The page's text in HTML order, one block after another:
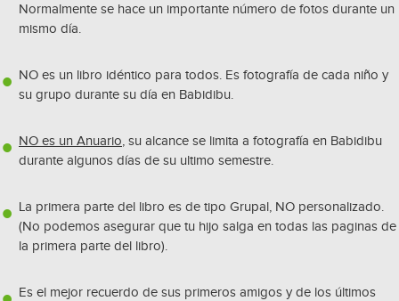
Normalmente se hace un importante número de fotos durante un
mismo día.
NO es un libro idéntico para todos. Es fotografía de cada niño y
su grupo durante su día en Babidibu.
NO es un Anuario, su alcance se limita a fotografía en Babidibu
durante algunos días de su ultimo semestre.
La primera parte del libro es de tipo Grupal, NO personalizado.
(No podemos asegurar que tu hijo salga en todas las paginas de
la primera parte del libro).
Es el mejor recuerdo de sus primeros amigos y de los últimos